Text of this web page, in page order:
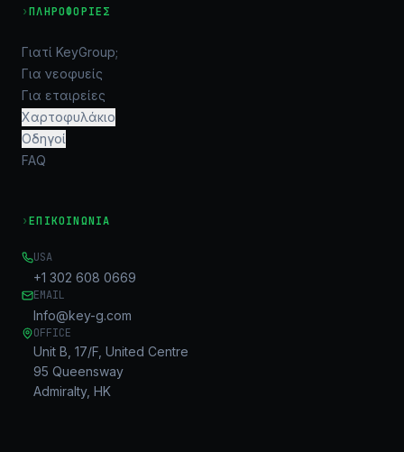
›ΠΛΗΡΟΦΟΡΊΕΣ
Γιατί KeyGroup;
Για νεοφυείς
Για εταιρείες
Χαρτοφυλάκιο
Οδηγοί
FAQ
›ΕΠΙΚΟΙΝΩΝΊΑ
USA
+1 302 608 0669
EMAIL
Info@key-g.com
OFFICE
Unit B, 17/F, United Centre
95 Queensway
Admiralty, HK